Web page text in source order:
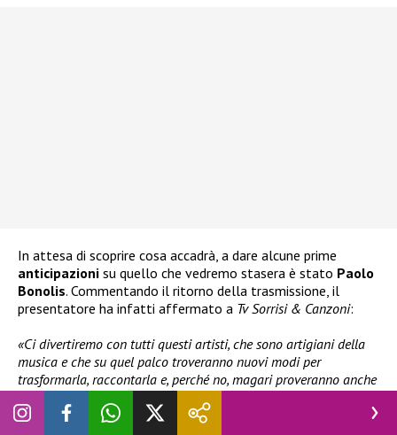
In attesa di scoprire cosa accadrà, a dare alcune prime
anticipazioni su quello che vedremo stasera è stato Paolo
Bonolis. Commentando il ritorno della trasmissione, il
presentatore ha infatti affermato a Tv Sorrisi & Canzoni:
«Ci divertiremo con tutti questi artisti, che sono artigiani della
musica e che su quel palco troveranno nuovi modi per
trasformarla, raccontarla e, perché no, magari proveranno anche
a giocare tra loro, inventando citazioni musicali. Vediamo cosa
ne esce fuori, ma sarà una cosa grande».